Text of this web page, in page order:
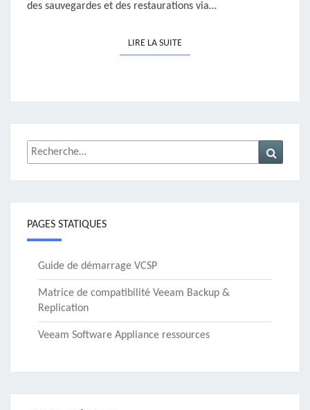
des sauvegardes et des restaurations via…
LIRE LA SUITELIRE LA SUITE
Rechercher :
PAGES STATIQUES
Guide de démarrage VCSP
Matrice de compatibilité Veeam Backup &
Replication
Veeam Software Appliance ressources